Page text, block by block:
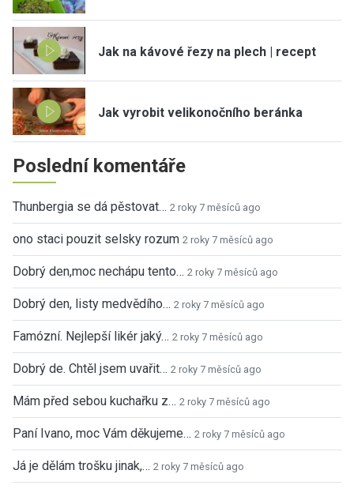
Jak na kávové řezy na plech | recept
Jak vyrobit velikonočního beránka
Poslední komentáře
Thunbergia se dá pěstovat… 2 roky 7 měsíců ago
ono staci pouzit selsky rozum 2 roky 7 měsíců ago
Dobrý den,moc nechápu tento… 2 roky 7 měsíců ago
Dobrý den, listy medvědího… 2 roky 7 měsíců ago
Famózní. Nejlepší likér jaký… 2 roky 7 měsíců ago
Dobrý de. Chtěl jsem uvařit… 2 roky 7 měsíců ago
Mám před sebou kuchařku z… 2 roky 7 měsíců ago
Paní Ivano, moc Vám děkujeme… 2 roky 7 měsíců ago
Já je dělám trošku jinak,… 2 roky 7 měsíců ago